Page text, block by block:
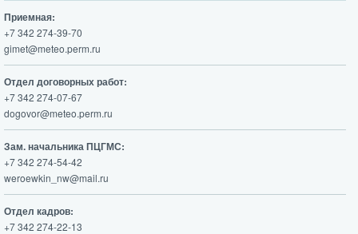
Приемная:
+7 342 274-39-70
gimet@meteo.perm.ru
Отдел договорных работ:
+7 342 274-07-67
dogovor@meteo.perm.ru
Зам. начальника ПЦГМС:
+7 342 274-54-42
weroewkin_nw@mail.ru
Отдел кадров:
+7 342 274-22-13